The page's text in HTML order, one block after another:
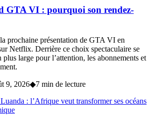
GTA VI : pourquoi son rendez-
prochaine présentation de GTA VI en
Netflix. Derrière ce choix spectaculaire se
large pour l’attention, les abonnements et
9, 2026◆7 min de lecture